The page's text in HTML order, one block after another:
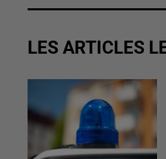
LES ARTICLES